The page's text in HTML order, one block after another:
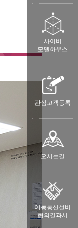
사이버
모델하우스
관심고객등록
오시는길
이동통신설비
협의결과서